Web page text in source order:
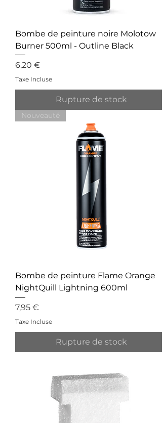
Bombe de peinture noire Molotow
Burner 500ml - Outline Black
Prix
6,20 €
Taxe Incluse
Rupture de stock
Nouveauté
Bombe de peinture Flame Orange
NightQuill Lightning 600ml
Prix
7,95 €
Taxe Incluse
Rupture de stock